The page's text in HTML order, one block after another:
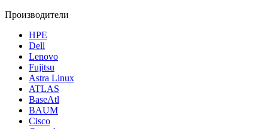
Производители
HPE
Dell
Lenovo
Fujitsu
Astra Linux
ATLAS
BaseAtl
BAUM
Cisco